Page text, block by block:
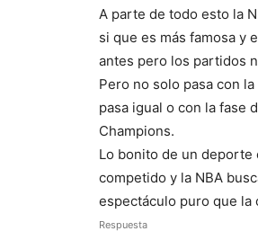
A parte de todo esto la
si que es más famosa y
antes pero los partidos
Pero no solo pasa con la
pasa igual o con la fase
Champions.
Lo bonito de un deporte
competido y la NBA
espectáculo puro que la
Respuesta